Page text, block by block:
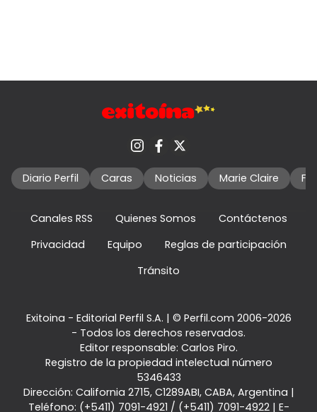
Diario Perfil Caras Noticias Marie Claire
Canales RSS Quienes Somos
Contáctenos
Privacidad
Equipo
Reglas de participación
Tránsito
Exitoina - Editorial Perfil S.A. | © Perfil.com 2006-2026
- Todos los derechos reservados.
Editor responsable: Carlos Piro.
Registro de la propiedad intelectual número
5346433
Dirección: California 2715, C1289ABI, CABA, Argentina |
Teléfono: (+5411) 7091-4921 / (+5411) 7091-4922| E-